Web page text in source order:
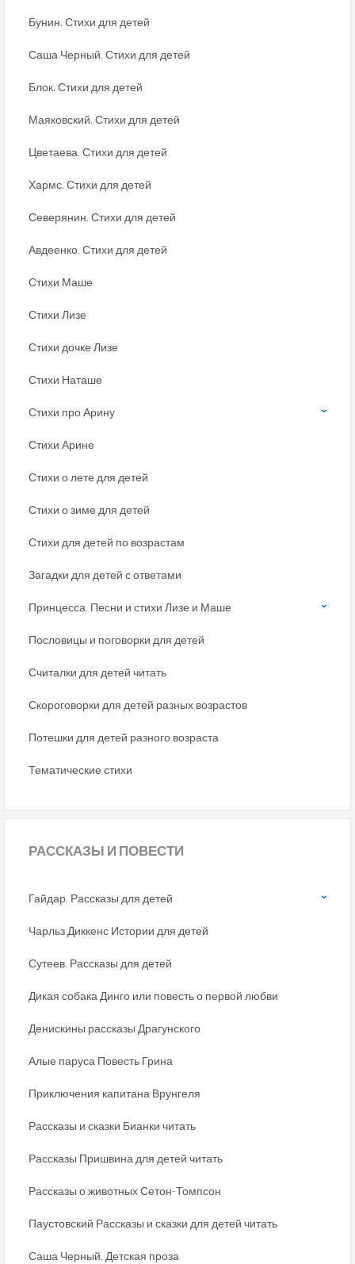
Бунин. Стихи для детей
Саша Черный. Стихи для детей
Блок. Стихи для детей
Маяковский. Стихи для детей
Цветаева. Стихи для детей
Хармс. Стихи для детей
Северянин. Стихи для детей
Авдеенко. Стихи для детей
Стихи Маше
Стихи Лизе
Стихи дочке Лизе
Стихи Наташе
Стихи про Арину
Стихи Арине
Стихи о лете для детей
Стихи о зиме для детей
Стихи для детей по возрастам
Загадки для детей с ответами
Принцесса. Песни и стихи Лизе и Маше
Пословицы и поговорки для детей
Считалки для детей читать
Скороговорки для детей разных возрастов
Потешки для детей разного возраста
Тематические стихи
РАССКАЗЫ И ПОВЕСТИ
Гайдар. Рассказы для детей
Чарльз Диккенс Истории для детей
Сутеев. Рассказы для детей
Дикая собака Динго или повесть о первой любви
Денискины рассказы Драгунского
Алые паруса Повесть Грина
Приключения капитана Врунгеля
Рассказы и сказки Бианки читать
Рассказы Пришвина для детей читать
Рассказы о животных Сетон-Томпсон
Паустовский Рассказы и сказки для детей читать
Саша Черный. Детская проза